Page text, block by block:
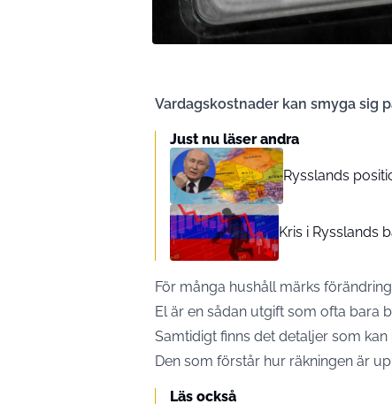
Vardagskostnader kan smyga sig
Just nu läser andra
Rysslands
Kris i Rysslands
För många hushåll märks
El är en sådan utgift som ofta bara
Samtidigt finns det detaljer som
Den som förstår hur räkningen är
Läs också